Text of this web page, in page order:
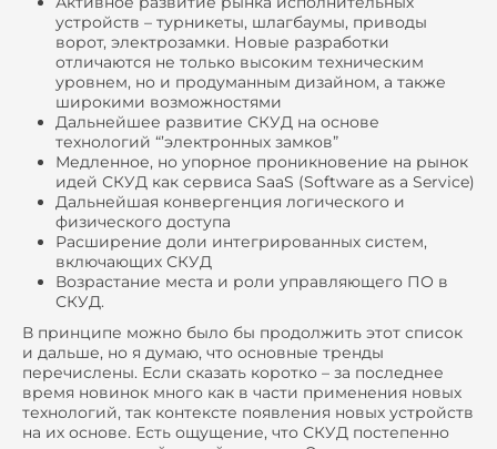
устройств – турникеты, шлагбаумы, приводы
ворот, электрозамки. Новые разработки
отличаются не только высоким техническим
уровнем, но и продуманным дизайном, а также
широкими возможностями
Дальнейшее развитие СКУД на основе
технологий “’электронных замков”
Медленное, но упорное проникновение на рынок
идей СКУД как сервиса SaaS (Software as a Service)
Дальнейшая конвергенция логического и
физического доступа
Расширение доли интегрированных систем,
включающих СКУД
Возрастание места и роли управляющего ПО в
СКУД.
В принципе можно было бы продолжить этот список
и дальше, но я думаю, что основные тренды
перечислены. Если сказать коротко – за последнее
время новинок много как в части применения новых
технологий, так контексте появления новых устройств
на их основе. Есть ощущение, что СКУД постепенно